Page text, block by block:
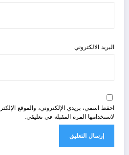
البريد الالكتروني
احفظ اسمي، بريدي الإلكتروني، والموقع
لاستخدامها المرة المقبلة في تعليقي.